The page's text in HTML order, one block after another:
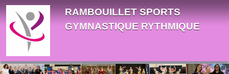
RAMBOUILLET SPORTS
GYMNASTIQUE RYTHMIQUE
Panneau de gestion des cookies